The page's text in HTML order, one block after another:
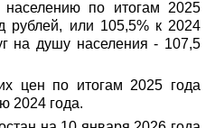
по итогам 2025
рублей, или 105,5% к 2024
на душу населения - 107,5
цен по итогам 2025 года
2024 года.